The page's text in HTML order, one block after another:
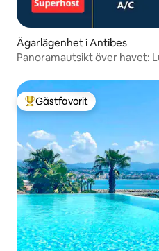
Ägarlägenhet i Antibes
Panoramautsikt över havet:
Populär gästfavorit
Gästfavorit